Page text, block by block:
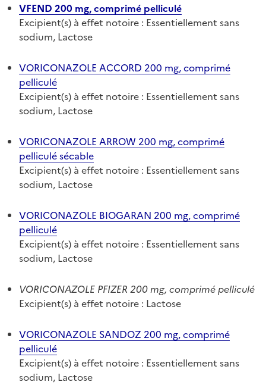
VFEND 200 mg, comprimé pelliculé
Excipient(s) à effet notoire : Essentiellement sans
sodium, Lactose
VORICONAZOLE ACCORD 200 mg, comprimé
pelliculé
Excipient(s) à effet notoire : Essentiellement sans
sodium, Lactose
VORICONAZOLE ARROW 200 mg, comprimé
pelliculé sécable
Excipient(s) à effet notoire : Essentiellement sans
sodium, Lactose
VORICONAZOLE BIOGARAN 200 mg, comprimé
pelliculé
Excipient(s) à effet notoire : Essentiellement sans
sodium, Lactose
VORICONAZOLE PFIZER 200 mg, comprimé pelliculé
Excipient(s) à effet notoire : Lactose
VORICONAZOLE SANDOZ 200 mg, comprimé
pelliculé
Excipient(s) à effet notoire : Essentiellement sans
sodium, Lactose